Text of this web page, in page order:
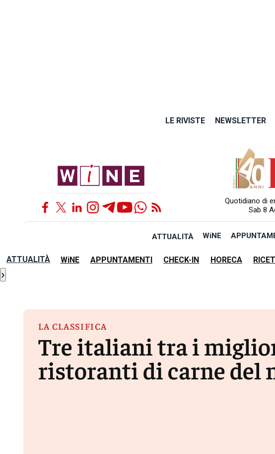
LE RIVISTE NEWSLETTER
Quotidiano di
Sab 8
ATTUALITÀ WiNE
ATTUALITÀ WiNE APPUNTAMENTI CHECK-IN HORECA
›
LA CLASSIFICA
Tre italiani tra i
ristoranti di carne del